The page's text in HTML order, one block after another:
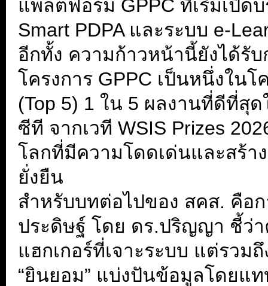
แพลตฟอร์ม GPPC ที่เริ่มเปิด
Smart PDPA และระบบ e-
อีกทั้ง ความก้าวหน้านี้ยังได้รั
โครงการ GPPC เป็นหนึ่งในโ
(Top 5) 1 ใน 5 ผลงานที่ดีที่สุ
ซีที จากเวที WSIS Prizes
โลกที่มีความโดดเด่นและสร้า
ยั่งยืน
สำหรับบทต่อไปของ สคส. คือ
ประดิษฐ์ โดย ดร.ปริญญา ชี้ว่
แฮกเกอร์ที่เจาะระบบ แต่รว
“ยินยอม” แบ่งปันข้อมูลโดยแท